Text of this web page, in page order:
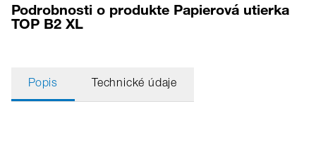
Podrobnosti o produkte Papierová utierka
TOP B2 XL
Popis Technické údaje